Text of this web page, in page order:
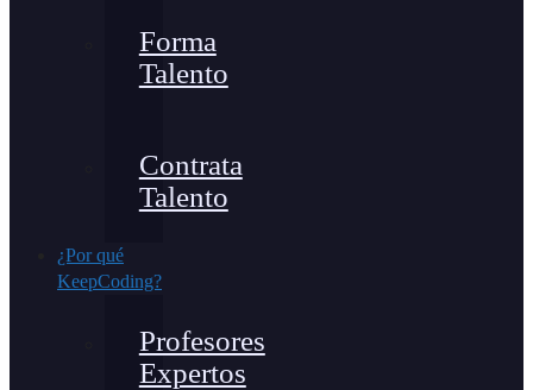
Forma
Talento
Contrata
Talento
¿Por qué
KeepCoding?
Profesores
Expertos